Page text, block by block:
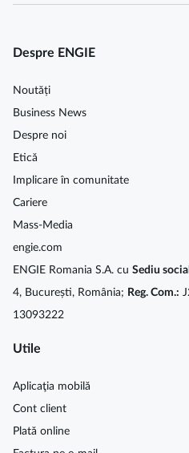
Despre ENGIE
Noutăți
Business News
Despre noi
Etică
Implicare în comunitate
Cariere
Mass-Media
engie.com
ENGIE Romania S.A. cu Sediu
4, București, România; Reg. Com.:
13093222
Utile
Aplicaţia mobilă
Cont client
Plată online